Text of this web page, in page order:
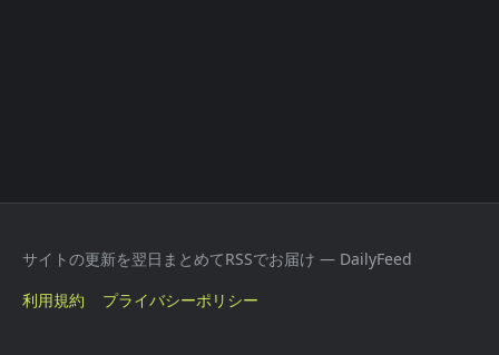
サイトの更新を翌日まとめてRSSでお届け — DailyFeed
利用規約
プライバシーポリシー